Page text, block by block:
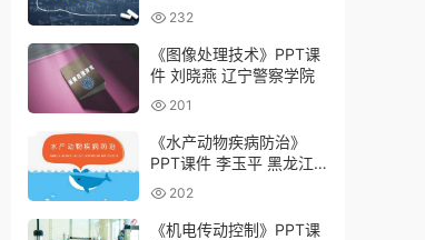
232
《图像处理技术》PPT课
件 刘晓燕 辽宁警察学院
201
《水产动物疾病防治》
PPT课件 李玉平 黑龙江
农业工程职业学院
202
《机电传动控制》PPT课